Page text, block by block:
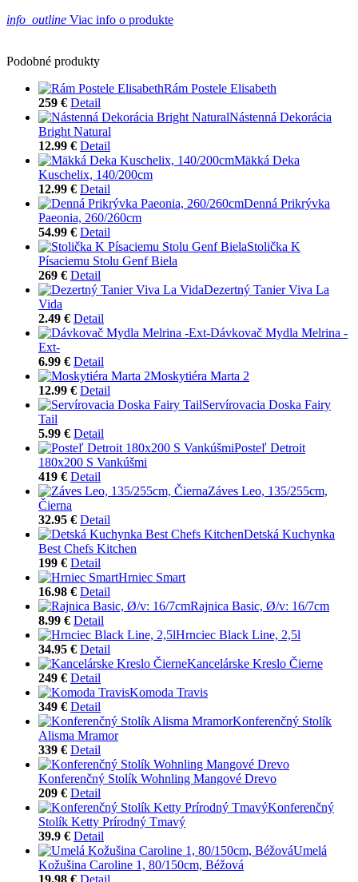
info_outline Viac info o produkte
Podobné produkty
Rám Postele Elisabeth
259 € Detail
Nástenná Dekorácia
Bright Natural
12.99 € Detail
Mäkká Deka
Kuschelix, 140/200cm
12.99 € Detail
Denná Prikrývka
Paeonia, 260/260cm
54.99 € Detail
Stolička K
Písaciemu Stolu Genf Biela
269 € Detail
Dezertný Tanier Viva La
Vida
2.49 € Detail
Dávkovač Mydla Melrina -
Ext-
6.99 € Detail
Moskytiéra Marta 2
12.99 € Detail
Servírovacia Doska Fairy
Tail
5.99 € Detail
Posteľ Detroit
180x200 S Vankúšmi
419 € Detail
Záves Leo, 135/255cm,
Čierna
32.95 € Detail
Detská Kuchynka
Best Chefs Kitchen
199 € Detail
Hrniec Smart
16.98 € Detail
Rajnica Basic, Ø/v: 16/7cm
8.99 € Detail
Hrnciec Black Line, 2,5l
34.95 € Detail
Kancelárske Kreslo Čierne
249 € Detail
Komoda Travis
349 € Detail
Konferenčný Stolík
Alisma Mramor
339 € Detail
Konferenčný Stolík Wohnling Mangové Drevo
209 € Detail
Konferenčný
Stolík Ketty Prírodný Tmavý
39.9 € Detail
Umelá
Kožušina Caroline 1, 80/150cm, Béžová
19.98 € Detail